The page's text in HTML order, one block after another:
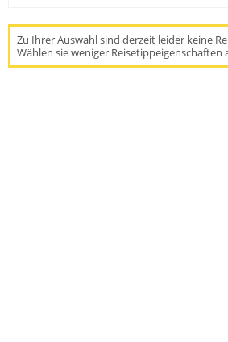
Zu Ihrer Auswahl sind derzeit leider keine
Wählen sie weniger